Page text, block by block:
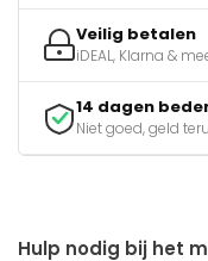
Veilig betalen
iDEAL, Klarna &
14 dagen
Niet goed, geld
Hulp nodig bij het